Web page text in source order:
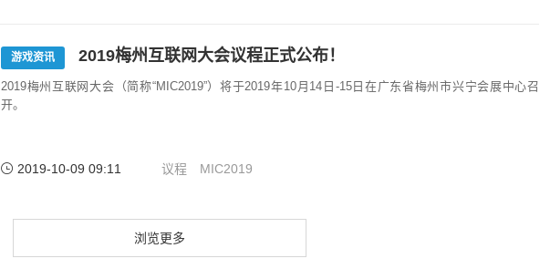
游戏资讯 2019梅州互联网大会议程正式公布！
2019梅州互联网大会（简称“MIC2019”）将于2019年10月14日-15日在广东省梅州市兴宁会展中心召
开。
2019-10-09 09:11 议程 MIC2019
浏览更多